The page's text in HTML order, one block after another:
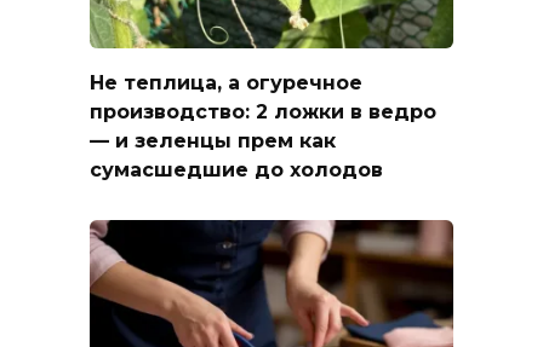
Не теплица, а огуречное
производство: 2 ложки в ведро
— и зеленцы прем как
сумасшедшие до холодов